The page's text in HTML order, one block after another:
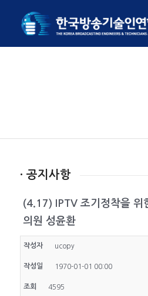
· 공지사항
(4.17) IPTV 조기정착을 위
의원 성윤환
작성자 ucopy
작성일 1970-01-01 00:00
조회 4595